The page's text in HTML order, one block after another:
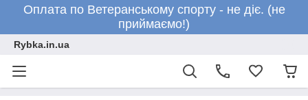
Оплата по Ветеранському спорту - не діє. (не
приймаємо!)
Rybka.in.ua